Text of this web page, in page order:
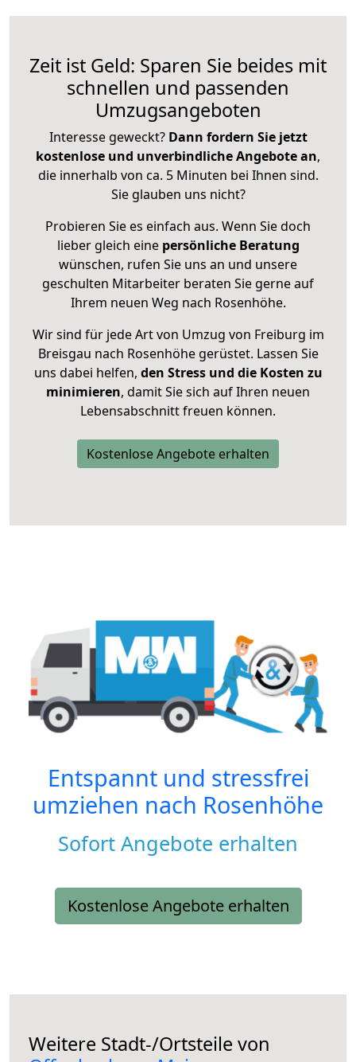
Zeit ist Geld: Sparen Sie beides mit
schnellen und passenden
Umzugsangeboten
Interesse geweckt? Dann fordern Sie jetzt
kostenlose und unverbindliche Angebote an,
die innerhalb von ca. 5 Minuten bei Ihnen sind.
Sie glauben uns nicht?
Probieren Sie es einfach aus. Wenn Sie doch
lieber gleich eine persönliche Beratung
wünschen, rufen Sie uns an und unsere
geschulten Mitarbeiter beraten Sie gerne auf
Ihrem neuen Weg nach Rosenhöhe.
Wir sind für jede Art von Umzug von Freiburg im
Breisgau nach Rosenhöhe gerüstet. Lassen Sie
uns dabei helfen, den Stress und die Kosten zu
minimieren, damit Sie sich auf Ihren neuen
Lebensabschnitt freuen können.
Kostenlose Angebote erhalten
Entspannt und stressfrei
umziehen nach Rosenhöhe
Sofort Angebote erhalten
Kostenlose Angebote erhalten
Weitere Stadt-/Ortsteile von